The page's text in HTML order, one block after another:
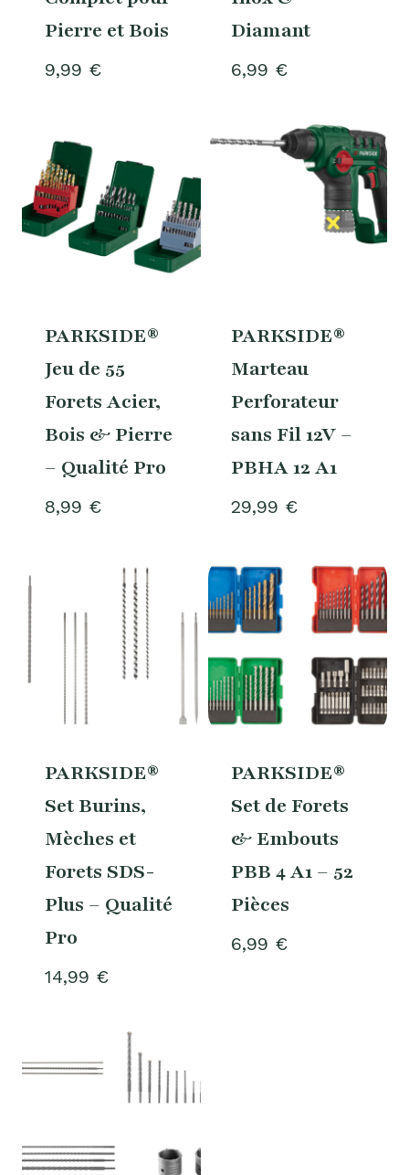
Pierre et Bois
9,99 €
Diamant
6,99 €
PARKSIDE®
Jeu de 55
Forets Acier,
Bois & Pierre
– Qualité Pro
8,99 €
PARKSIDE®
Marteau
Perforateur
sans Fil 12V –
PBHA 12 A1
29,99 €
PARKSIDE®
Set Burins,
Mèches et
Forets SDS-
Plus – Qualité
Pro
14,99 €
PARKSIDE®
Set de Forets
& Embouts
PBB 4 A1 – 52
Pièces
6,99 €